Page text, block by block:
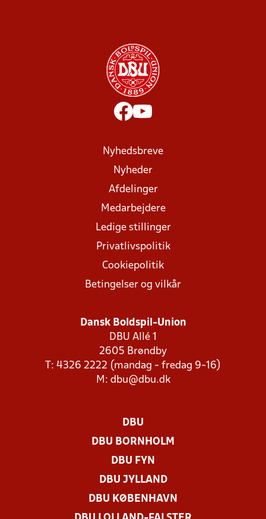
Nyhedsbreve
Nyheder
Afdelinger
Medarbejdere
Ledige stillinger
Privatlivspolitik
Cookiepolitik
Betingelser og vilkår
Dansk Boldspil-Union
DBU Allé 1
2605 Brøndby
T: 4326 2222 (mandag - fredag 9-16)
M: dbu@dbu.dk
DBU
DBU BORNHOLM
DBU FYN
DBU JYLLAND
DBU KØBENHAVN